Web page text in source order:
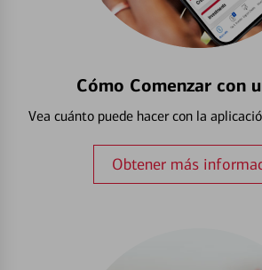
Cómo Comenzar con
Vea cuánto puede hacer con la
Obtener más